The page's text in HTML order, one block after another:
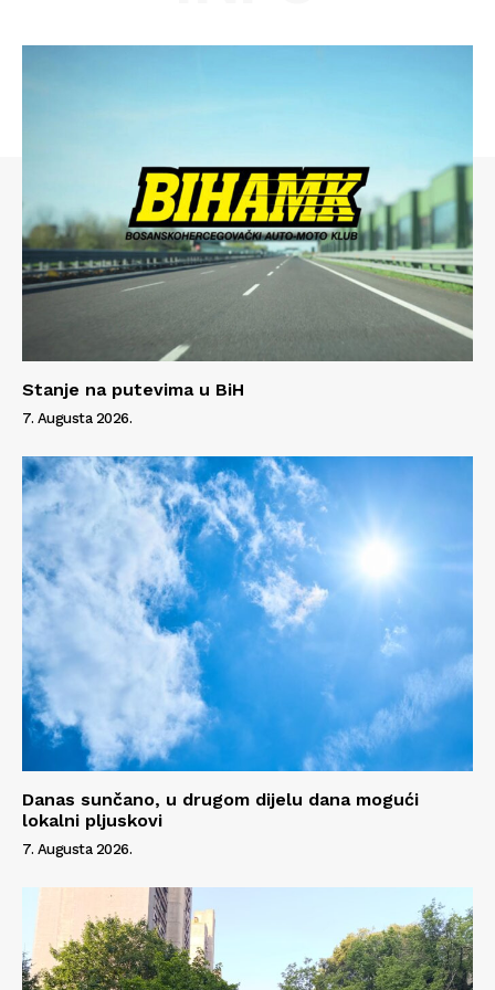
Info
O nama
Kontakt
Impressum
Stanje na putevima u BiH
7. Augusta 2026.
Danas sunčano, u drugom dijelu dana mogući
lokalni pljuskovi
7. Augusta 2026.